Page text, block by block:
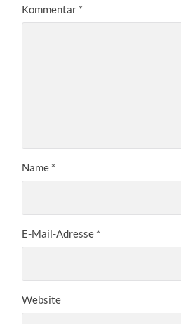
Kommentar *
Name *
E-Mail-Adresse *
Website